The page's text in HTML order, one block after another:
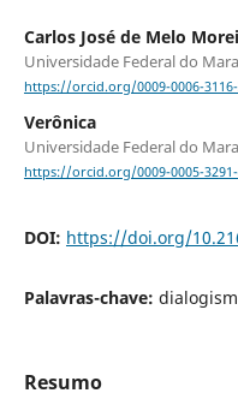
Carlos José de Melo
Universidade Federal do
https://orcid.org/0009-0006-
Verônica
Universidade Federal do
https://orcid.org/0009-0005-
DOI: https://doi.org/
Palavras-chave:
Resumo